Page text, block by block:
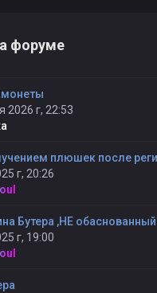
форуме
2026 г, 22:53
г, 20:26
Бутера ,НЕ обаснованный
г, 19:00